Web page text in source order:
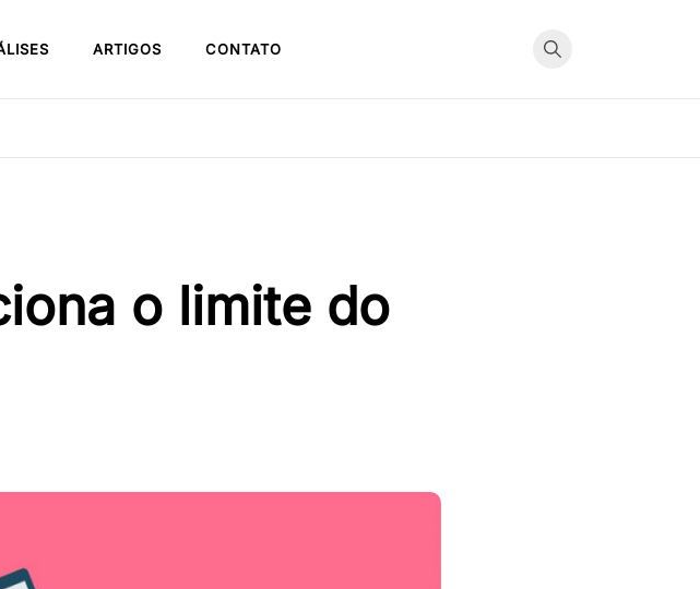
ARTIGOS CONTATO
o limite do